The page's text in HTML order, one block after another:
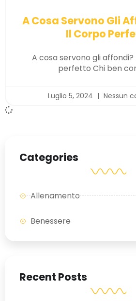
A Cosa Servono Gli
Il Corpo
A cosa servono gli
perfetto Chi ben
Luglio 5, 2024 Nessun
Categories
Allenamento
Benessere
Recent Posts